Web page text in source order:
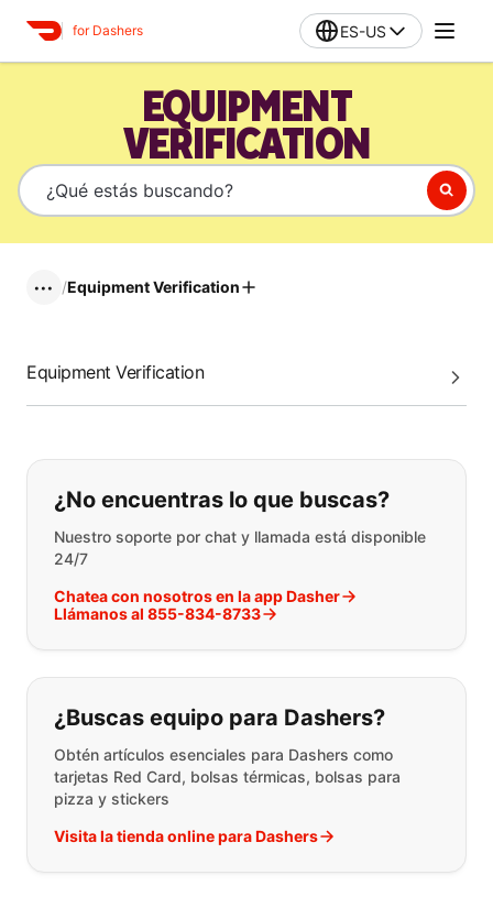
for Dashers ES-US
EQUIPMENT
VERIFICATION
••• /Equipment Verification
Equipment Verification
Si no puede encontrar lo que está
¿No encuentras lo que buscas?
Nuestro soporte por chat y llamada está disponible
24/7
Chatea con nosotros en la app Dasher
Llámanos al 855-834-8733
¿Buscas equipo para Dashers?
Obtén artículos esenciales para Dashers como
tarjetas Red Card, bolsas térmicas, bolsas para
pizza y stickers
Visita la tienda online para Dashers